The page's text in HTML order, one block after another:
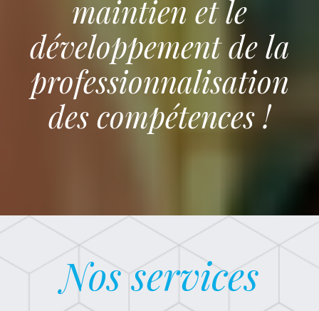
maintien et le
développement de la
professionnalisation
des compétences !
Nos services